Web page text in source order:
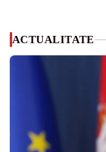
ACTUALITATE